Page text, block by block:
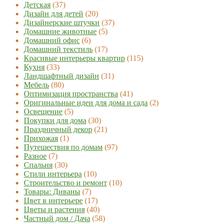
Детская (37)
Дизайн для детей (20)
Дизайнерские штучки (37)
Домашние животные (5)
Домашний офис (6)
Домашний текстиль (17)
Красивые интерьеры квартир (115)
Кухня (33)
Ландшафтный дизайн (31)
Мебель (80)
Оптимизация пространства (41)
Оригинальные идеи для дома и сада (2)
Освещение (5)
Покупки для дома (30)
Праздничный декор (21)
Прихожая (1)
Путешествия по домам (97)
Разное (7)
Спальня (30)
Стили интерьера (10)
Строительство и ремонт (10)
Товары: Диваны (7)
Цвет в интерьере (17)
Цветы и растения (40)
Частный дом / Дача (58)